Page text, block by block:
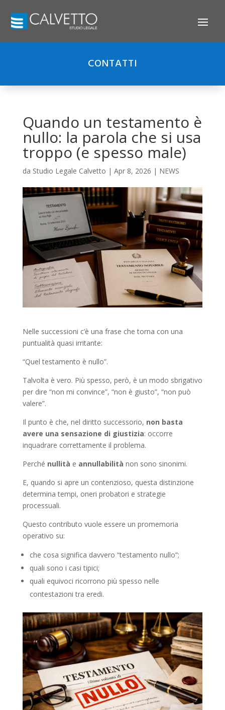
CONTATTI
Quando un testamento è
nullo: la parola che si usa
troppo (e spesso male)
da Studio Legale Calvetto | Apr 8, 2026 | NEWS
Nelle successioni c’è una frase che torna con una
puntualità quasi irritante:
“Quel testamento è nullo”.
Talvolta è vero. Più spesso, però, è un modo sbrigativo
per dire “non mi convince”, “non è giusto”, “non può
valere”.
Il punto è che, nel diritto successorio, non basta
avere una sensazione di giustizia: occorre
inquadrare correttamente il problema.
Perché nullità e annullabilità non sono sinonimi.
E, quando si apre un contenzioso, questa distinzione
determina tempi, oneri probatori e strategie
processuali.
Questo contributo vuole essere un promemoria
operativo su:
che cosa significa davvero “testamento nullo”;
quali sono i casi tipici;
quali equivoci ricorrono più spesso nelle
contestazioni tra eredi.